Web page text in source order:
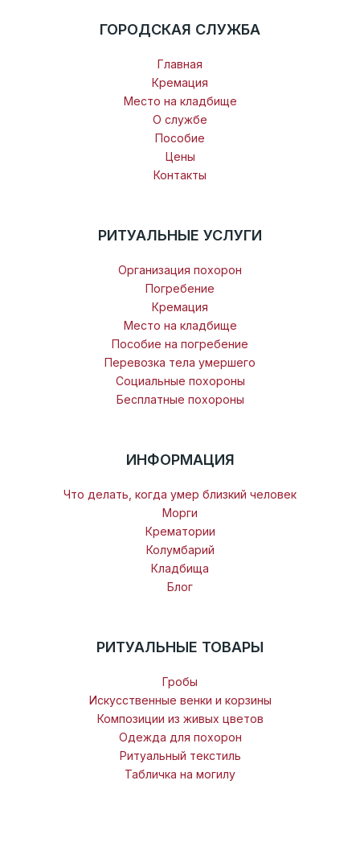
ГОРОДСКАЯ СЛУЖБА
Главная
Кремация
Место на кладбище
О службе
Пособие
Цены
Контакты
РИТУАЛЬНЫЕ УСЛУГИ
Организация похорон
Погребение
Кремация
Место на кладбище
Пособие на погребение
Перевозка тела умершего
Социальные похороны
Бесплатные похороны
ИНФОРМАЦИЯ
Что делать, когда умер близкий человек
Морги
Крематории
Колумбарий
Кладбища
Блог
РИТУАЛЬНЫЕ ТОВАРЫ
Гробы
Искусственные венки и корзины
Композиции из живых цветов
Одежда для похорон
Ритуальный текстиль
Табличка на могилу